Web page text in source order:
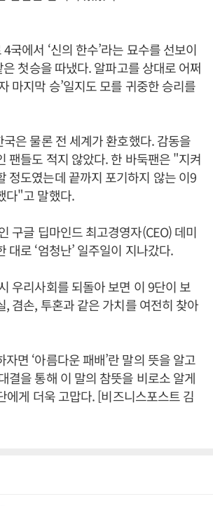
국에서 ‘신의 한수’라는 묘수를 선보이
은 첫승을 따냈다. 알파고를 상대로 어쩌
마지막 승’일지도 모를 귀중한 승리를
은 물론 전 세계가 환호했다. 감동을
팬들도 적지 않았다. 한 바둑팬은 "지켜
정도였는데 끝까지 포기하지 않는 이9
다"고 말했다.
구글 딥마인드 최고경영자(CEO) 데미
대로 ‘엄청난’ 일주일이 지나갔다.
우리사회를 되돌아 보면 이 9단이 보
, 겸손, 투혼과 같은 가치를 여전히 찾아
면 ‘아름다운 패배’란 말의 뜻을 알고
결을 통해 이 말의 참뜻을 비로소 알게
에게 더욱 고맙다. [비즈니스포스트 김